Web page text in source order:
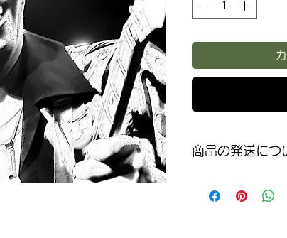
商品の発送につ
なります